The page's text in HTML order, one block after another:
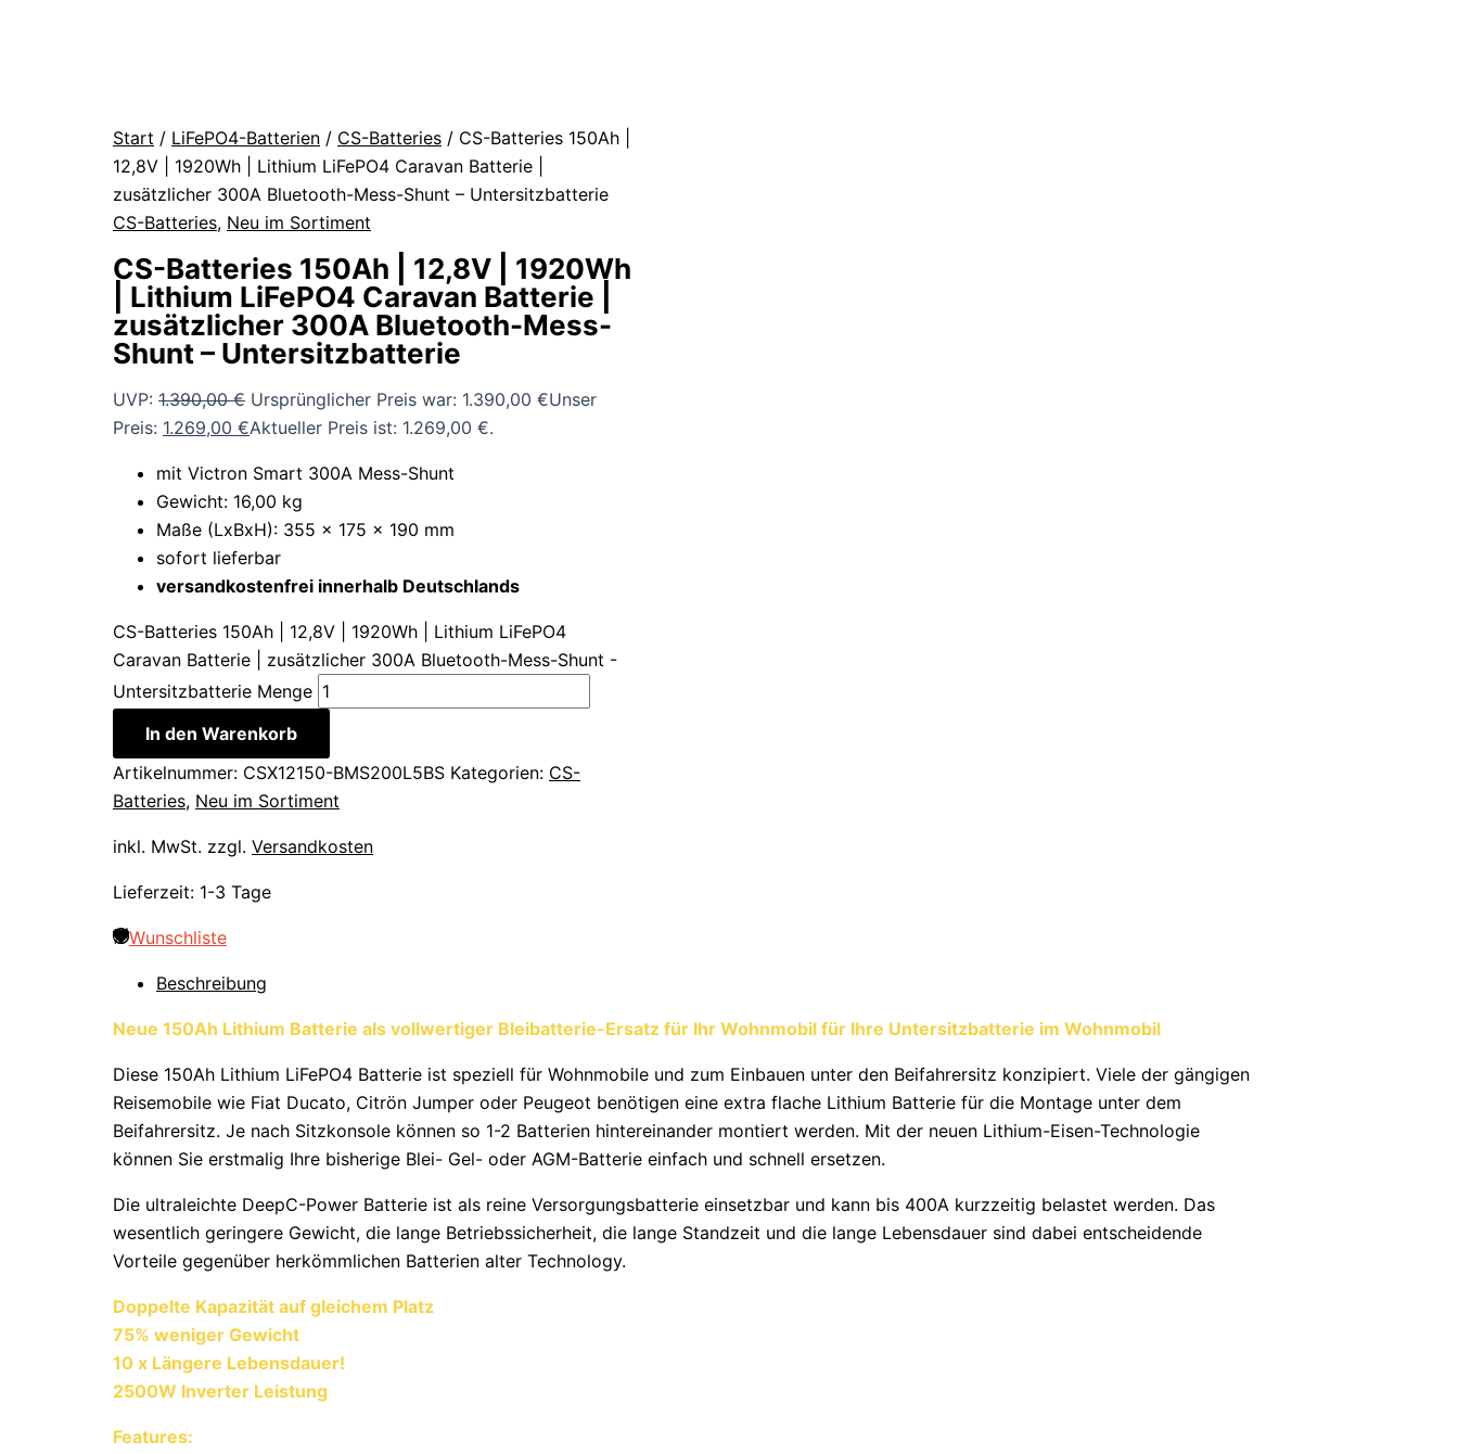
Start / LiFePO4-Batterien / CS-Batteries / CS-Batteries 150Ah |
12,8V | 1920Wh | Lithium LiFePO4 Caravan Batterie |
zusätzlicher 300A Bluetooth-Mess-Shunt – Untersitzbatterie
CS-Batteries, Neu im Sortiment
CS-Batteries 150Ah | 12,8V | 1920Wh
| Lithium LiFePO4 Caravan Batterie |
zusätzlicher 300A Bluetooth-Mess-
Shunt – Untersitzbatterie
UVP: 1.390,00€ Ursprünglicher Preis war: 1.390,00 €Unser
Preis: 1.269,00 €Aktueller Preis ist: 1.269,00 €.
mit Victron Smart 300A Mess-Shunt
Gewicht: 16,00 kg
Maße (LxBxH): 355 x 175 x 190 mm
sofort lieferbar
versandkostenfrei innerhalb Deutschlands
CS-Batteries 150Ah | 12,8V | 1920Wh | Lithium LiFePO4
Caravan Batterie | zusätzlicher 300A Bluetooth-Mess-Shunt -
Untersitzbatterie Menge
In den Warenkorb
Artikelnummer: CSX12150-BMS200L5BS Kategorien: CS-
Batteries, Neu im Sortiment
inkl. MwSt. zzgl. Versandkosten
Lieferzeit: 1-3 Tage
Wunschliste
Beschreibung
Neue 150Ah Lithium Batterie als vollwertiger Bleibatterie-Ersatz für Ihr Wohnmobil für Ihre Untersitzbatterie im Wohnmobil
Diese 150Ah Lithium LiFePO4 Batterie ist speziell für Wohnmobile und zum Einbauen unter den Beifahrersitz konzipiert. Viele der gängigen
Reisemobile wie Fiat Ducato, Citrön Jumper oder Peugeot benötigen eine extra flache Lithium Batterie für die Montage unter dem
Beifahrersitz. Je nach Sitzkonsole können so 1-2 Batterien hintereinander montiert werden. Mit der neuen Lithium-Eisen-Technologie
können Sie erstmalig Ihre bisherige Blei- Gel- oder AGM-Batterie einfach und schnell ersetzen.
Die ultraleichte DeepC-Power Batterie ist als reine Versorgungsbatterie einsetzbar und kann bis 400A kurzzeitig belastet werden. Das
wesentlich geringere Gewicht, die lange Betriebssicherheit, die lange Standzeit und die lange Lebensdauer sind dabei entscheidende
Vorteile gegenüber herkömmlichen Batterien alter Technology.
Doppelte Kapazität auf gleichem Platz
75% weniger Gewicht
10 x Längere Lebensdauer!
2500W Inverter Leistung
Features: